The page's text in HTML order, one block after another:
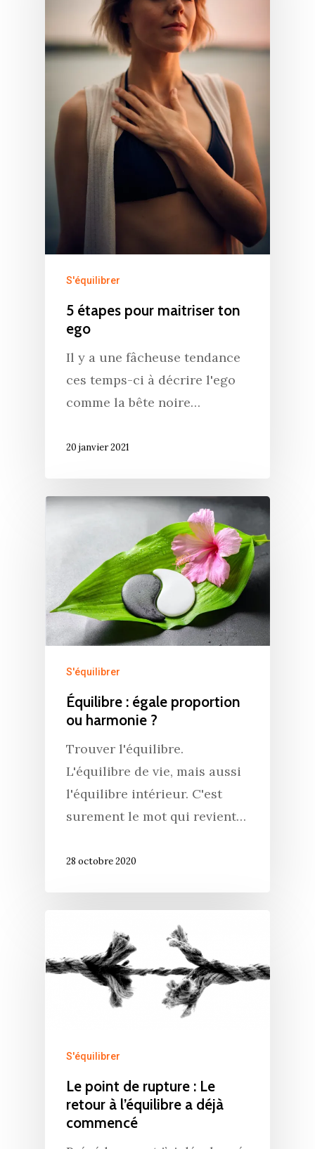
S'équilibrer
5 étapes pour maitriser ton
ego
Il y a une fâcheuse tendance
ces temps-ci à décrire l'ego
comme la bête noire…
20 janvier 2021
S'équilibrer
Équilibre : égale proportion
ou harmonie ?
Trouver l'équilibre.
L'équilibre de vie, mais aussi
l'équilibre intérieur. C'est
surement le mot qui revient…
28 octobre 2020
S'équilibrer
Le point de rupture : Le
retour à l’équilibre a déjà
commencé